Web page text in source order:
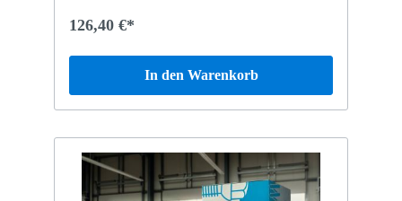
126,40 €*
In den Warenkorb